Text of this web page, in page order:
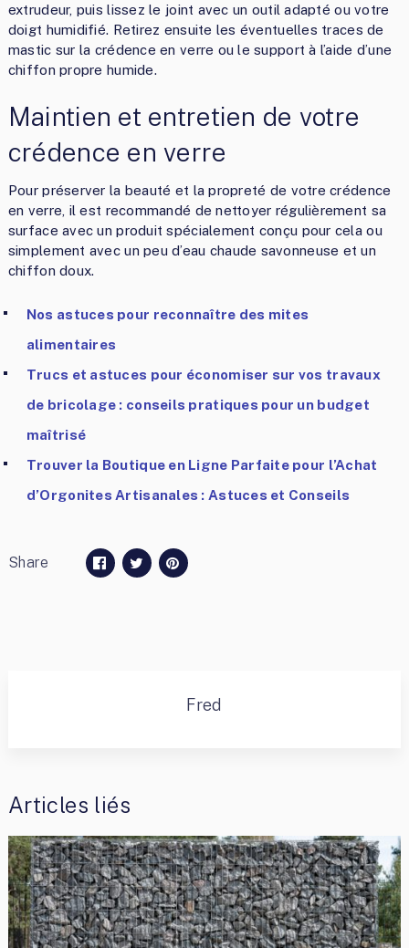
extrudeur, puis lissez le joint avec un outil adapté ou votre
doigt humidifié. Retirez ensuite les éventuelles traces de
mastic sur la crédence en verre ou le support à l’aide d’une
chiffon propre humide.
Maintien et entretien de votre
crédence en verre
Pour préserver la beauté et la propreté de votre crédence
en verre, il est recommandé de nettoyer régulièrement sa
surface avec un produit spécialement conçu pour cela ou
simplement avec un peu d’eau chaude savonneuse et un
chiffon doux.
Nos astuces pour reconnaître des mites
alimentaires
Trucs et astuces pour économiser sur vos travaux
de bricolage : conseils pratiques pour un budget
maîtrisé
Trouver la Boutique en Ligne Parfaite pour l’Achat
d’Orgonites Artisanales : Astuces et Conseils
Share
Fred
Articles liés